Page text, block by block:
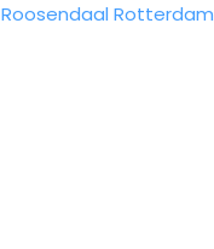
Roosendaal Rotterdam